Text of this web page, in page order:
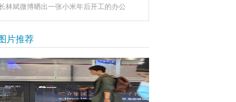
林斌微博晒出一张小米年后开工的办公
片推荐